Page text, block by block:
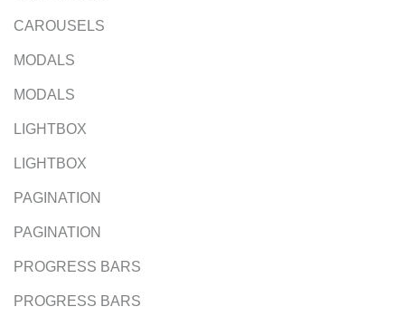
CAROUSELS
MODALS
MODALS
LIGHTBOX
LIGHTBOX
PAGINATION
PAGINATION
PROGRESS BARS
PROGRESS BARS